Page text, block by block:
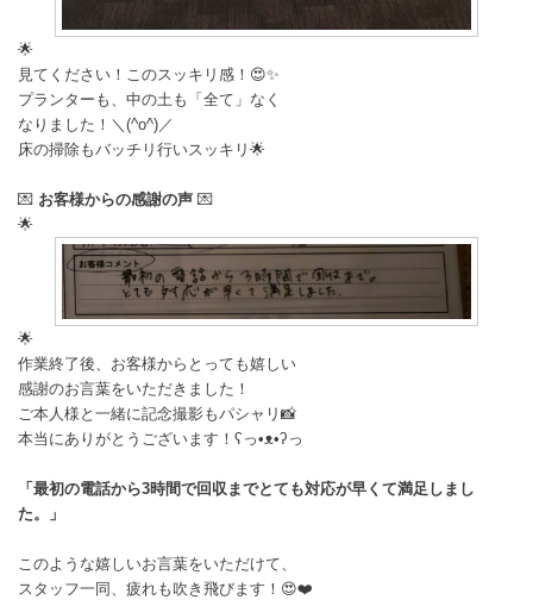
🌟
見てください！このスッキリ感！😍✨
プランターも、中の土も「全て」なく
なりました！＼(^o^)／
床の掃除もバッチリ行いスッキリ🌟
💌 お客様からの感謝の声 💌
🌟
🌟
作業終了後、お客様からとっても嬉しい
感謝のお言葉をいただきました！
ご本人様と一緒に記念撮影もパシャリ📸
本当にありがとうございます！ʕ⁠っ⁠•⁠ᴥ⁠•⁠ʔ⁠っ
「最初の電話から3時間で回収までとても対応が早くて満足しまし
た。」
このような嬉しいお言葉をいただけて、
スタッフ一同、疲れも吹き飛びます！😍❤️